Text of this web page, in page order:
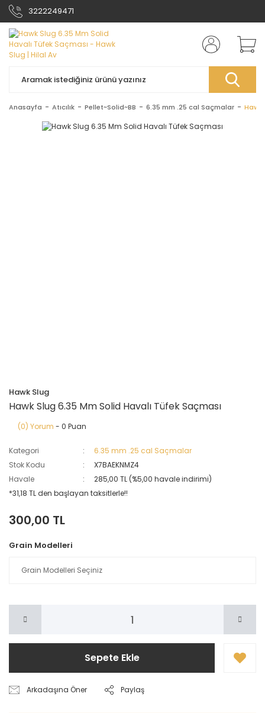
3222249471
Anasayfa Atıcılık Pellet~Solid~BB 6.35 mm .25 cal Saçmalar Hawk
Hawk Slug
Hawk Slug 6.35 Mm Solid Havalı Tüfek Saçması
(0) Yorum - 0 Puan
Kategori
6.35 mm .25 cal Saçmalar
Stok Kodu
X7BAEKNMZ4
Havale
285,00 TL (%5,00 havale indirimi)
*31,18 TL den başlayan taksitlerle!!
300,00 TL
Grain Modelleri
Sepete Ekle
Arkadaşına Öner Paylaş